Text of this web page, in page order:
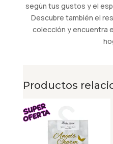
según tus gustos y el
Descubre también el
colección y encuentra
Productos